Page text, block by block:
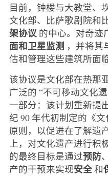
目前，钟楼与大教堂、
文化部、比萨歌剧院和
架协议 的中心。对奇迹
面和卫星监测 ，并将其
估和管理这些建筑所面
该协议是文化部在热那
广泛的 “不可移动文化
一部分：该计划重新提
纪 90 年代初制定的《
原则，以促进在了解遗
上，对文化遗产进行积
的最终目标是通过预防
产的干预来实现安全和